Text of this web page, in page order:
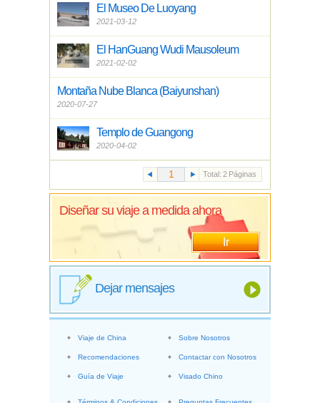
El Museo De Luoyang
2021-03-12
El HanGuang Wudi Mausoleum
2021-02-02
Montaña Nube Blanca (Baiyunshan)
2020-07-27
Templo de Guangong
2020-04-02
Total: 2 Páginas
Diseñar su viaje a medida ahora
Ir
Dejar mensajes
Viaje de China
Recomendaciones
Guía de Viaje
Sobre Nosotros
Contactar con Nosotros
Visado Chino